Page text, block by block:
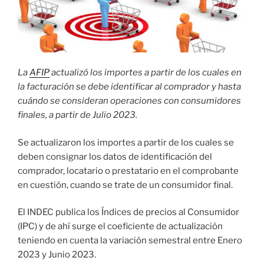
LaAFIPactualizó los importes a partir de los cuales en
la facturación se debe identificar al comprador y hasta
cuándo se consideran operaciones con consumidores
finales, a partir de Julio 2023.
Se actualizaron los importes a partir de los cuales se
deben consignar los datos de identificación del
comprador, locatario o prestatario en el comprobante
en cuestión, cuando se trate de un consumidor final.
El INDEC publica los Índices de precios al Consumidor
(IPC) y de ahí surge el coeficiente de actualización
teniendo en cuenta la variación semestral entre Enero
2023 y Junio 2023.